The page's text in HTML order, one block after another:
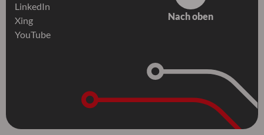
LinkedIn
Xing
YouTube
Nach oben